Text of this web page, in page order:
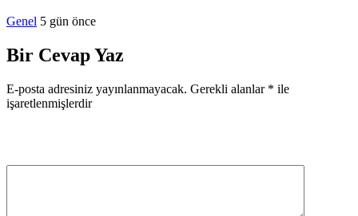
Genel 5 gün önce
Bir Cevap Yaz
E-posta adresiniz yayınlanmayacak. Gerekli alanlar * ile
işaretlenmişlerdir